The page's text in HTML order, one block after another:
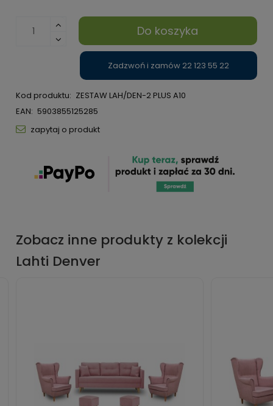
Do koszyka
Zadzwoń i zamów 22 123 55 22
Kod produktu: ZESTAW LAH/DEN-2 PLUS A10
EAN: 5903855125285
zapytaj o produkt
Zobacz inne produkty z kolekcji
Lahti Denver